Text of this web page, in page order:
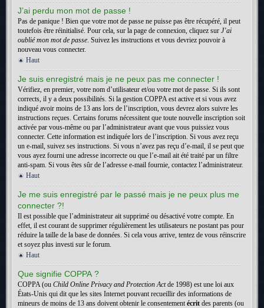
J’ai perdu mon mot de passe !
Pas de panique ! Bien que votre mot de passe ne puisse pas être récupéré, il peut
toutefois être réinitialisé. Pour cela, sur la page de connexion, cliquez sur J’ai
oublié mon mot de passe. Suivez les instructions et vous devriez pouvoir à
nouveau vous connecter.
Haut
Je suis enregistré mais je ne peux pas me connecter !
Vérifiez, en premier, votre nom d’utilisateur et/ou votre mot de passe. Si ils sont
corrects, il y a deux possibilités. Si la gestion COPPA est active et si vous avez
indiqué avoir moins de 13 ans lors de l’inscription, vous devrez alors suivre les
instructions reçues. Certains forums nécessitent que toute nouvelle inscription soit
activée par vous-même ou par l’administrateur avant que vous puissiez vous
connecter. Cette information est indiquée lors de l’inscription. Si vous avez reçu
un e-mail, suivez ses instructions. Si vous n’avez pas reçu d’e-mail, il se peut que
vous ayez fourni une adresse incorrecte ou que l’e-mail ait été traité par un filtre
anti-spam. Si vous êtes sûr de l’adresse e-mail fournie, contactez l’administrateur.
Haut
Je me suis enregistré par le passé mais je ne peux plus me
connecter ?!
Il est possible que l’administrateur ait supprimé ou désactivé votre compte. En
effet, il est courant de supprimer régulièrement les utilisateurs ne postant pas pour
réduire la taille de la base de données. Si cela vous arrive, tentez de vous réinscrire
et soyez plus investi sur le forum.
Haut
Que signifie COPPA ?
COPPA (ou Child Online Privacy and Protection Actde 1998) est une loi aux
États-Unis qui dit que les sites Internet pouvant recueillir des informations de
mineurs de moins de 13 ans doivent obtenir le consentementécrit des parents (ou